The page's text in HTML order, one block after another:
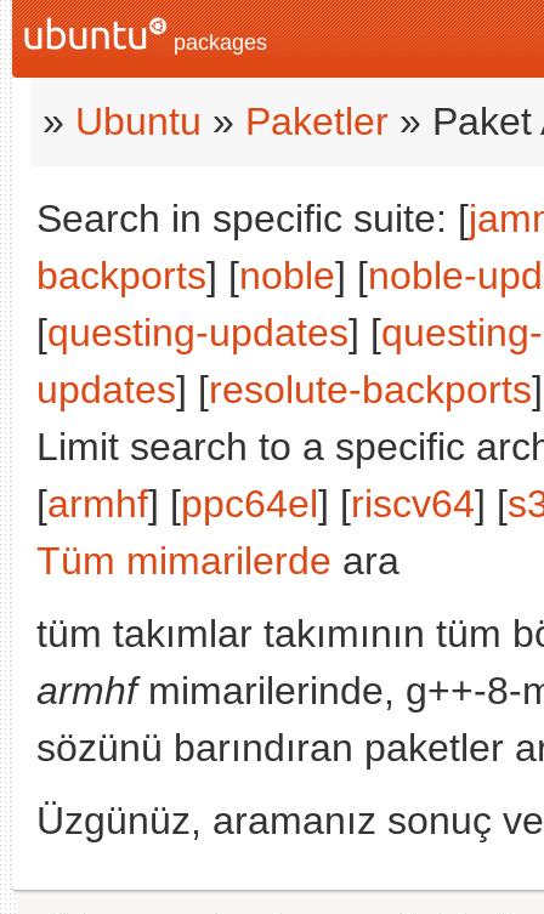
packages
» Ubuntu » Paketler » Paket
Search in specific suite: [
backports] [noble] [noble-
[questing-updates] [
updates] [resolute-backports
Limit search to a specific
[armhf] [ppc64el] [riscv64] [
Tüm mimarilerde ara
tüm takımlar takımının
armhfmimarilerinde, g++-8-
sözünü barındıran paketler
Üzgünüz, aramanız sonuç